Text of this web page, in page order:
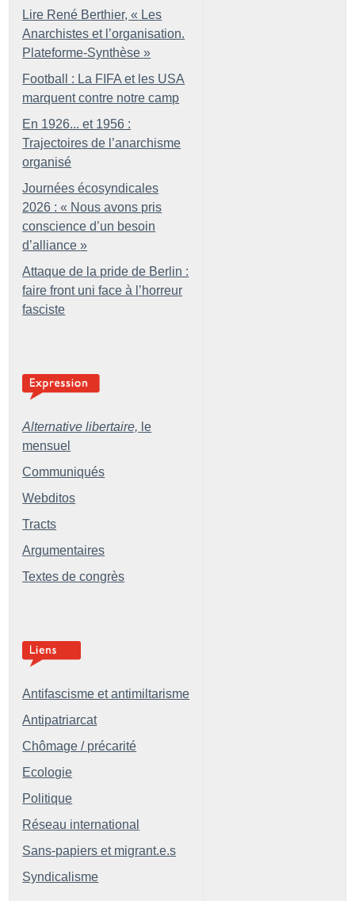
Lire René Berthier, « Les
Anarchistes et l’organisation.
Plateforme-Synthèse »
Football : La FIFA et les USA
marquent contre notre camp
En 1926... et 1956 :
Trajectoires de l’anarchisme
organisé
Journées écosyndicales
2026 : « Nous avons pris
conscience d’un besoin
d’alliance »
Attaque de la pride de Berlin :
faire front uni face à l’horreur
fasciste
Alternative libertaire, le
mensuel
Communiqués
Webditos
Tracts
Argumentaires
Textes de congrès
Antifascisme et antimiltarisme
Antipatriarcat
Chômage / précarité
Ecologie
Politique
Réseau international
Sans-papiers et migrant.e.s
Syndicalisme